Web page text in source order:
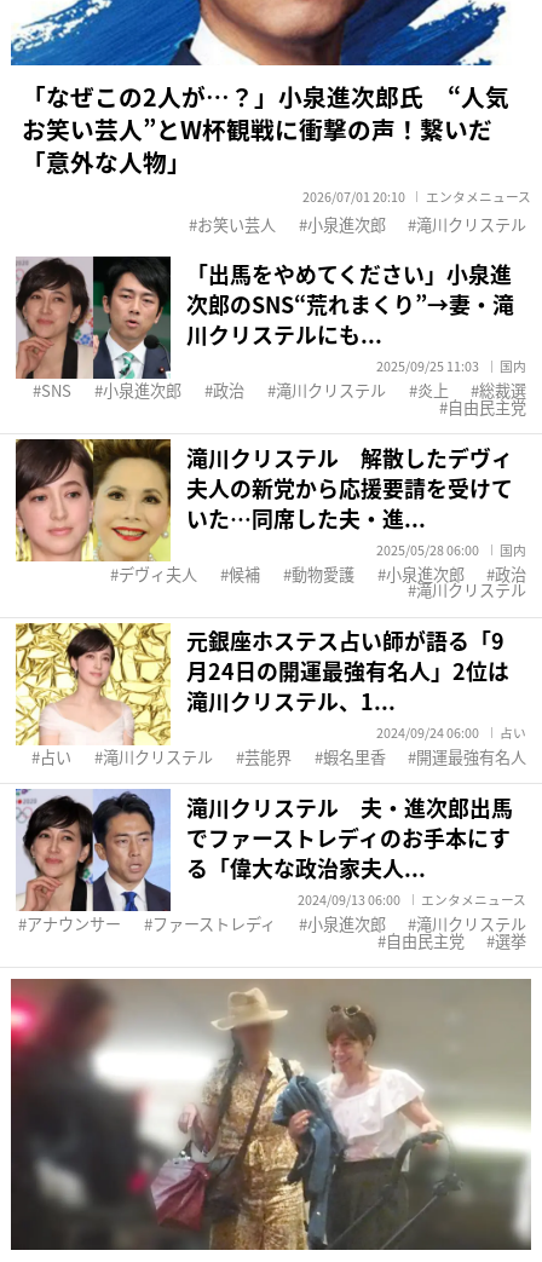
「なぜこの2人が…？」小泉進次郎氏 “人気
お笑い芸人”とW杯観戦に衝撃の声！繋いだ
「意外な人物」
2026/07/01 20:10 エンタメニュース
お笑い芸人 小泉進次郎 滝川クリステル
「出馬をやめてください」小泉進
次郎のSNS“荒れまくり”→妻・滝
川クリステルにも...
2025/09/25 11:03 国内
SNS 小泉進次郎 政治 滝川クリステル 炎上 総裁選
自由民主党
滝川クリステル 解散したデヴィ
夫人の新党から応援要請を受けて
いた…同席した夫・進...
2025/05/28 06:00 国内
デヴィ夫人 候補 動物愛護 小泉進次郎 政治
滝川クリステル
元銀座ホステス占い師が語る「9
月24日の開運最強有名人」2位は
滝川クリステル、1...
2024/09/24 06:00 占い
占い 滝川クリステル 芸能界 蝦名里香 開運最強有名人
滝川クリステル 夫・進次郎出馬
でファーストレディのお手本にす
る「偉大な政治家夫人...
2024/09/13 06:00 エンタメニュース
アナウンサー ファーストレディ 小泉進次郎 滝川クリステル
自由民主党 選挙